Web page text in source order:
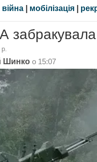
війна | мобілізація |
Шинко о 15:07